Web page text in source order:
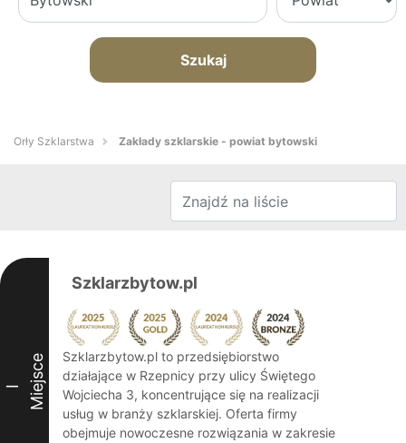
Szukaj
Orły Szklarstwa Zakłady szklarskie - powiat bytowski
I Miejsce
Szklarzbytow.pl
Szklarzbytow.pl to przedsiębiorstwo
działające w Rzepnicy przy ulicy Świętego
Wojciecha 3, koncentrujące się na realizacji
usług w branży szklarskiej. Oferta firmy
obejmuje nowoczesne rozwiązania w zakresie